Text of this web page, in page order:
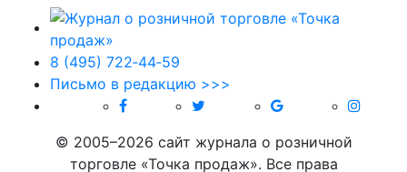
8 (495) 722‑44‑59
Письмо в редакцию >>>
© 2005–2026 сайт журнала о розничной
торговле «Точка продаж». Все права